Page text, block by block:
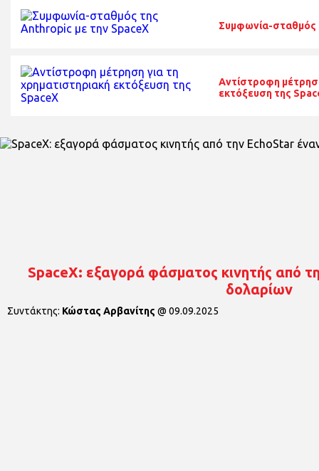
Συμφωνία-σταθμός
Αντίστροφη
εκτόξευση της
SpaceX: εξαγορά φάσματος κινητής από
δολαρίων
Συντάκτης: Κώστας Αρβανίτης @ 09.09.2025